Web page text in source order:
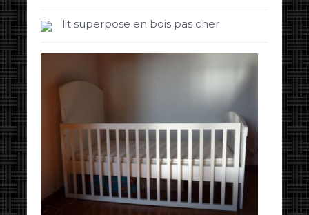
lit superpose en bois pas cher